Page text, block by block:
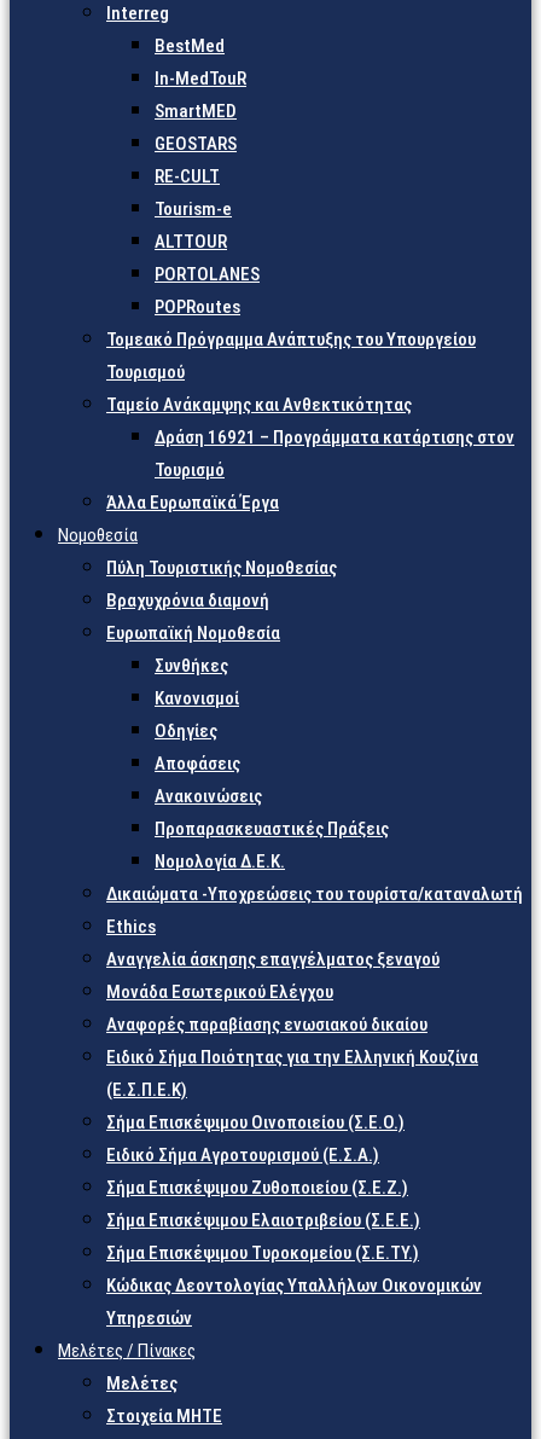
Interreg
BestMed
In-MedTouR
SmartMED
GEOSTARS
RE-CULT
Tourism-e
ALTTOUR
PORTOLANES
POPRoutes
Τομεακό Πρόγραμμα Ανάπτυξης του Υπουργείου
Τουρισμού
Ταμείο Ανάκαμψης και Ανθεκτικότητας
Δράση 16921 – Προγράμματα κατάρτισης στον
Τουρισμό
Άλλα Ευρωπαϊκά Έργα
Νομοθεσία
Πύλη Τουριστικής Νομοθεσίας
Βραχυχρόνια διαμονή
Ευρωπαϊκή Νομοθεσία
Συνθήκες
Κανονισμοί
Οδηγίες
Αποφάσεις
Ανακοινώσεις
Προπαρασκευαστικές Πράξεις
Νομολογία Δ.Ε.Κ.
Δικαιώματα -Υποχρεώσεις του τουρίστα/καταναλωτή
Ethics
Αναγγελία άσκησης επαγγέλματος ξεναγού
Μονάδα Εσωτερικού Ελέγχου
Αναφορές παραβίασης ενωσιακού δικαίου
Ειδικό Σήμα Ποιότητας για την Ελληνική Κουζίνα
(Ε.Σ.Π.Ε.Κ)
Σήμα Επισκέψιμου Οινοποιείου (Σ.Ε.Ο.)
Ειδικό Σήμα Αγροτουρισμού (Ε.Σ.Α.)
Σήμα Επισκέψιμου Ζυθοποιείου (Σ.Ε.Ζ.)
Σήμα Επισκέψιμου Ελαιοτριβείου (Σ.Ε.Ε.)
Σήμα Επισκέψιμου Τυροκομείου (Σ.Ε.TY.)
Κώδικας Δεοντολογίας Υπαλλήλων Οικονομικών
Υπηρεσιών
Μελέτες / Πίνακες
Μελέτες
Στοιχεία ΜΗΤΕ